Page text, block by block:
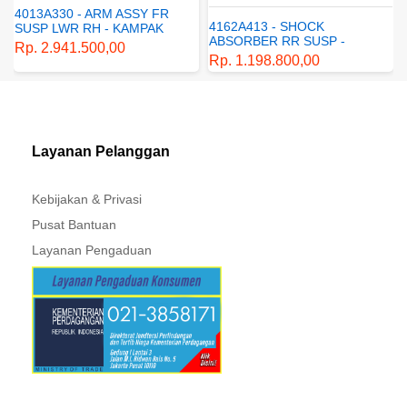
4162A413 - SHOCK
ABSORBER RR SUSP -
SUSPENSI BELAKANG -
SHOCKBREAKER BELAKANG
ELEMENT - SARINGAN
BAHAN BAKAR - SARINGAN
SOLAR - MITSUBISHI -
PAJERO
Rp. 430.680,00
Layanan Pelanggan
Kebijakan & Privasi
Pusat Bantuan
Layanan Pengaduan